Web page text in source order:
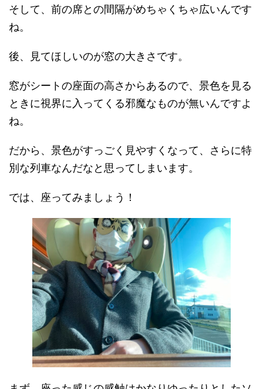
そして、前の席との間隔がめちゃくちゃ広いんです
ね。
後、見てほしいのが窓の大きさです。
窓がシートの座面の高さからあるので、景色を見る
ときに視界に入ってくる邪魔なものが無いんですよ
ね。
だから、景色がすっごく見やすくなって、さらに特
別な列車なんだなと思ってしまいます。
では、座ってみましょう！